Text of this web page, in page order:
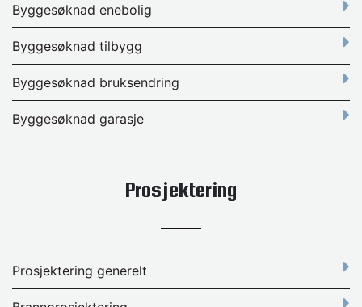
Byggesøknad enebolig
Byggesøknad tilbygg
Byggesøknad bruksendring
Byggesøknad garasje
Prosjektering
Prosjektering generelt